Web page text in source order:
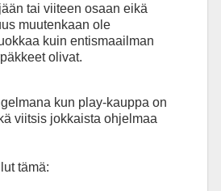
tai viiteen osaan eikä
muutenkaan ole
kuin entismaailman
olivat.
kun play-kauppa on
viitsis jokkaista ohjelmaa
tämä: